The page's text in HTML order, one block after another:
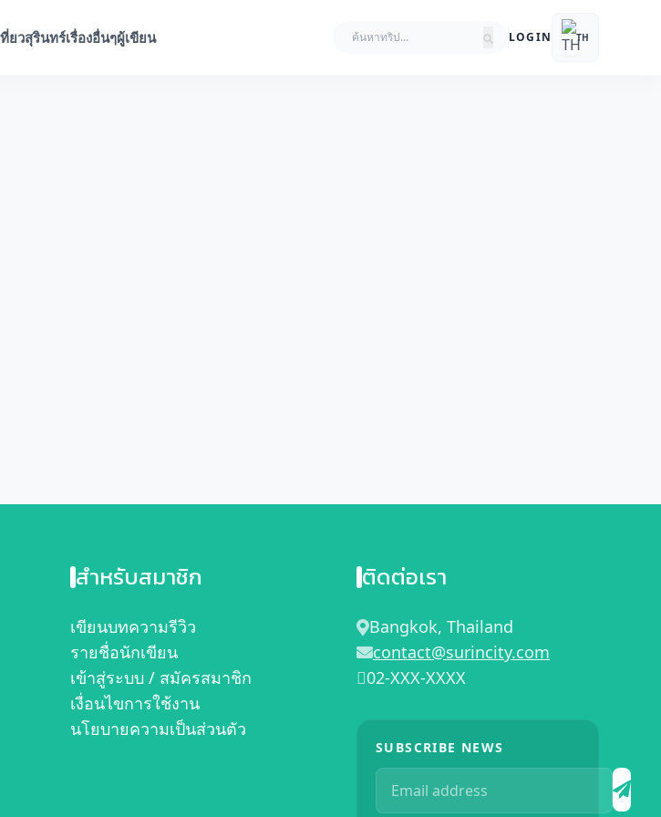
ที่ยวสุรินทร์เรื่องอื่นๆผู้เขียน LOGIN TH
สำหรับสมาชิก
เขียนบทความรีวิว
รายชื่อนักเขียน
เข้าสู่ระบบ / สมัครสมาชิก
เงื่อนไขการใช้งาน
นโยบายความเป็นส่วนตัว
ติดต่อเรา
Bangkok, Thailand
contact@surincity.com
02-XXX-XXXX
SUBSCRIBE NEWS